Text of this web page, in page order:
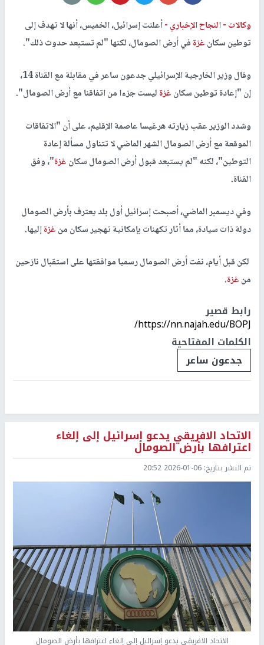
وكالات -النجاح الإخباري -أعلنت إسرائيل، الخميس، أنها لا تهدف إلى
توطين سكانغزةفي أرض الصومال، لكنها "لم تستبعد حدوث ذلك".
وقال وزير الخارجية الإسرائيلي جدعون ساعر في مقابلة مع القناة 14،
إن "إعادة توطين سكانغزةليست جزءا من اتفاقنا مع أرض الصومال".
وشدد الوزير عقب زيارته هرغيسا عاصمة الإقليم، على أن "الاتفاقات
الموقعة مع أرض الصومال الشهر الماضي لا تتناول مسألة إعادة
التوطين"، لكنه "لم يستبعد قبول أرض الصومال سكانغزة"، وفق
القناة.
وفي ديسمبر الماضي، أصبحت إسرائيل أول بلد يعترف بأرض الصومال
دولة ذات سيادة، مما أثار تكهنات بإمكانية تهجير سكان منغزةإليها.
لكن قبل أيام، نفت أرض الصومال رسميا موافقتها على استقبال نازحين
منغزة.
رابط قصير
https://nn.najah.edu/BOPJ/
الكلمات المفتاحية
جدعون ساعر
الاتحاد الافريقي يدعو إسرائيل إلى إلغاء
اعترافها بأرض الصومال
تم النشر بتاريخ: 2026-01-06 20:52
الاتحاد الافريقي يدعو إسرائيل إلى إلغاء اعترافها بأرض الصومال